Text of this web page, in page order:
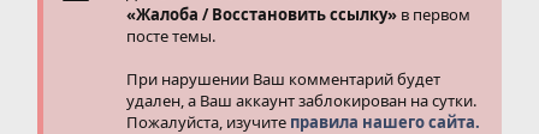
«Жалоба / Восстановить ссылку» в первом
посте темы.
При нарушении Ваш комментарий будет
удален, а Ваш аккаунт заблокирован на сутки.
Пожалуйста, изучите правила нашего сайта.